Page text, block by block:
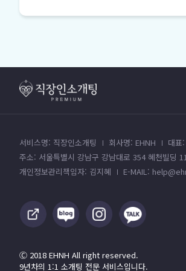
서비스명: 직장인소개팅 회사명: EHNH 대표
주소: 서울특별시 강남구 강남대로 354 혜천빌딩
개인정보관리책임자: 김지혜
E-MAIL:
Ⓒ 2018 EHNH All right reserved.
9년차의 1:1 소개팅 전문 서비스입니다.